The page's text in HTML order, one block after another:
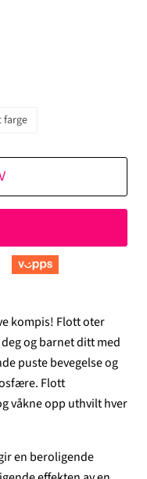
farge
kompis! Flott oter
og barnet ditt med
puste bevegelse og
Flott
våkne opp uthvilt hver
en beroligende